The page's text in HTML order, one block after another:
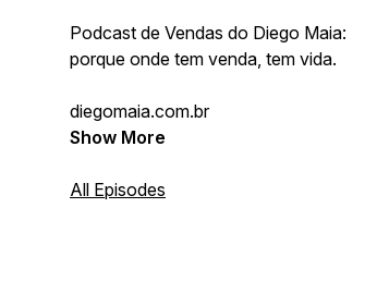
Podcast de Vendas do Diego Maia:
porque onde tem venda, tem vida.
diegomaia.com.br
Show More
All Episodes